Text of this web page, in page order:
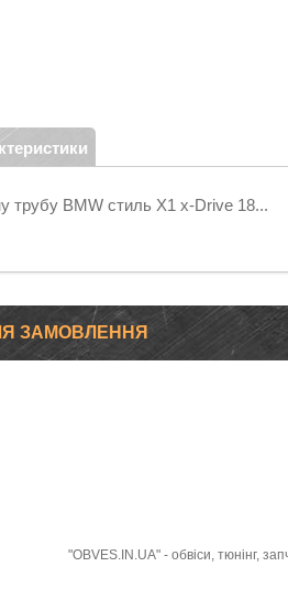
трубу BMW стиль X1 х-Drive 18...
ЗАМОВЛЕННЯ